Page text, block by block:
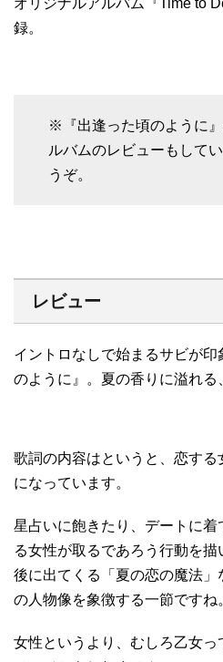
オリジナルアルバム『Time to
録。
※『出逢った頃のように
ルバムのレビューもしてい
うぞ。
レビュー
イントロなしで始まるサビが
のように』。夏の香りに溢れる
歌詞の内容はというと、恋す
になっています。
星占いに飽きたり、デートに
る女性が取るであろう行動を
後に出てくる「夏の恋の魔法
の人物像を象徴する一節ですね
女性というより、むしろ乙女っ